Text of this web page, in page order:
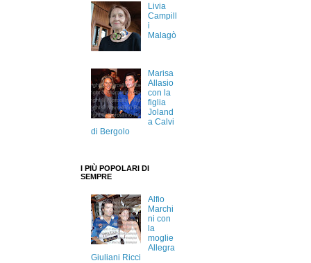
Livia
Campill
i
Malagò
Marisa
Allasio
con la
figlia
Joland
a Calvi
di Bergolo
I PIÙ POPOLARI DI
SEMPRE
Alfio
Marchi
ni con
la
moglie
Allegra
Giuliani Ricci